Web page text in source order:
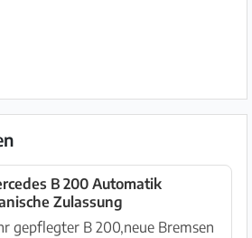
B 200 Automatik
Zulassung
gepflegter B 200,neue Bremsen